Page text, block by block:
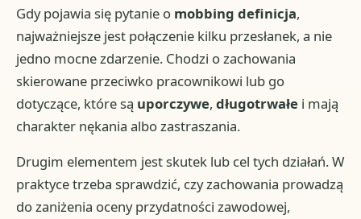
Gdy pojawia się pytanie o mobbing definicja,
najważniejsze jest połączenie kilku przesłanek, a nie
jedno mocne zdarzenie. Chodzi o zachowania
skierowane przeciwko pracownikowi lub go
dotyczące, które są uporczywe,długotrwałe i mają
charakter nękania albo zastraszania.
Drugim elementem jest skutek lub cel tych działań. W
praktyce trzeba sprawdzić, czy zachowania prowadzą
do zaniżenia oceny przydatności zawodowej,